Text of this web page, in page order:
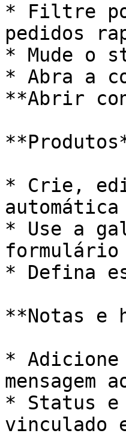
* Filtre
pedidos
* Mude o
* Abra a
**Abrir
* Crie,
automática
* Use a
formulário
* Defina
**Notas e
* Adicione
mensagem
* Status e
vinculado